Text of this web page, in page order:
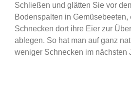
Schließen und glätten Sie vor
Bodenspalten in Gemüsebeeten,
Schnecken dort ihre Eier zur
ablegen. So hat man auf ganz
weniger Schnecken im nächsten